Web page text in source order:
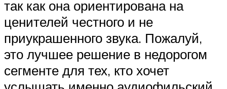
так как она ориентирована на
ценителей честного и не
приукрашенного звука. Пожалуй,
это лучшее решение в недорогом
сегменте для тех, кто хочет